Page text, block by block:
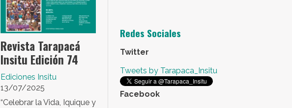
Revista Tarapacá
Insitu Edición 74
Ediciones Insitu
13/07/2025
“Celebrar la Vida, Iquique y
Redes Sociales
Twitter
Tweets by Tarapaca_Insitu
Facebook